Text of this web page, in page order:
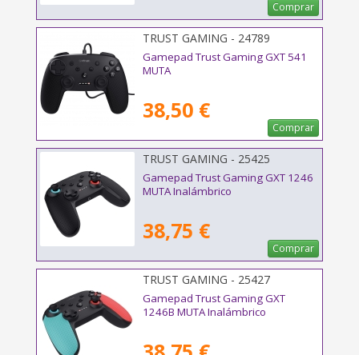
Comprar
TRUST GAMING - 24789
Gamepad Trust Gaming GXT 541
MUTA
38,50 €
Comprar
TRUST GAMING - 25425
Gamepad Trust Gaming GXT 1246
MUTA Inalámbrico
38,75 €
Comprar
TRUST GAMING - 25427
Gamepad Trust Gaming GXT
1246B MUTA Inalámbrico